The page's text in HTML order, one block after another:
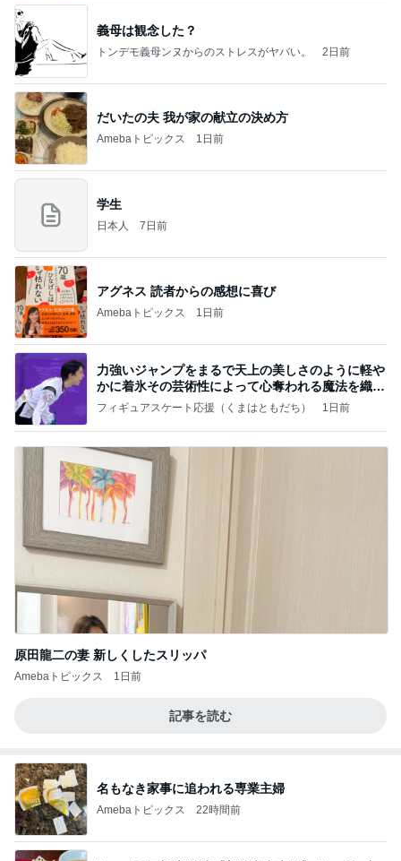
義母は観念した？
トンデモ義母ンヌからのストレスがヤバい。 2日前
だいたの夫 我が家の献立の決め方
Amebaトピックス 1日前
学生
日本人 7日前
アグネス 読者からの感想に喜び
Amebaトピックス 1日前
力強いジャンプをまるで天上の美しさのように軽や
かに着氷その芸術性によって心奪われる魔法を織り
なす
フィギュアスケート応援（くまはともだち） 1日前
原田龍二の妻 新しくしたスリッパ
Amebaトピックス 1日前
記事を読む
名もなき家事に追われる専業主婦
Amebaトピックス 22時間前